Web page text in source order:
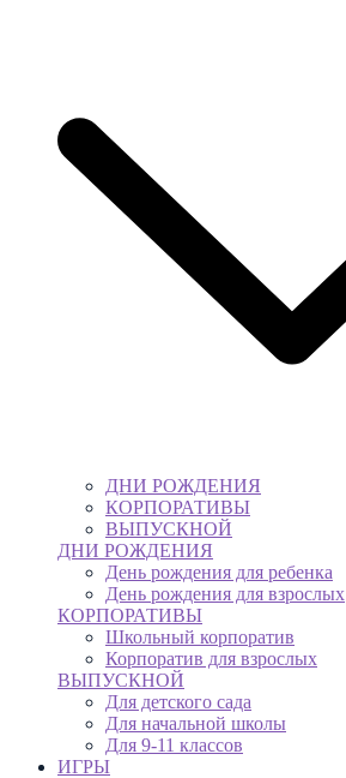
ДНИ РОЖДЕНИЯ
КОРПОРАТИВЫ
ВЫПУСКНОЙ
ДНИ РОЖДЕНИЯ
День рождения для ребенка
День рождения для взрослых
КОРПОРАТИВЫ
Школьный корпоратив
Корпоратив для взрослых
ВЫПУСКНОЙ
Для детского сада
Для начальной школы
Для 9-11 классов
ИГРЫ